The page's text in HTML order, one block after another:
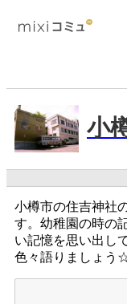
小
小樽市の住吉神社
す。幼稚園の時の
い記憶を思い出し
色々語りましょう